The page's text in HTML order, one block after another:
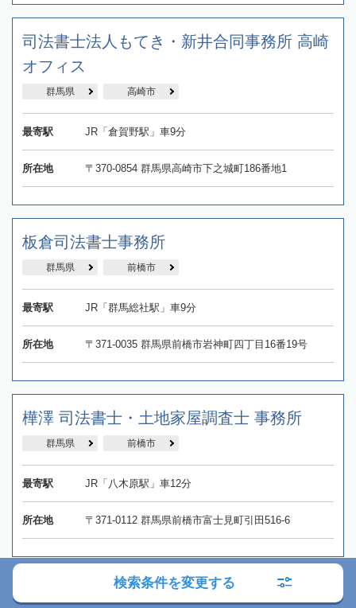
司法書士法人もてき・新井合同事務所 高崎
オフィス
群馬県 高崎市
最寄駅 JR「倉賀野駅」車9分
所在地 〒370-0854 群馬県高崎市下之城町186番地1
板倉司法書士事務所
群馬県 前橋市
最寄駅 JR「群馬総社駅」車9分
所在地 〒371-0035 群馬県前橋市岩神町四丁目16番19号
樺澤 司法書士・土地家屋調査士 事務所
群馬県 前橋市
最寄駅 JR「八木原駅」車12分
所在地 〒371-0112 群馬県前橋市富士見町引田516-6
まほろば司法書士事務所
検索条件を変更する